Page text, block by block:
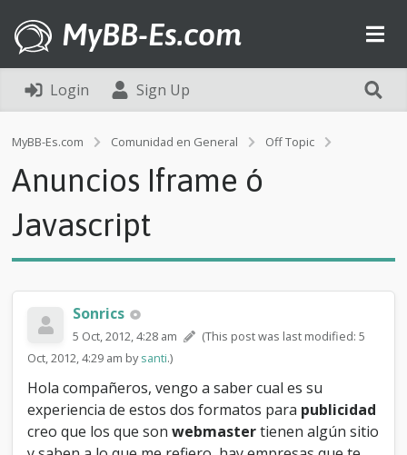
MyBB-Es.com
Login Sign Up
MyBB-Es.com Comunidad en General Off Topic
s
f
a
a
v
a
Anuncios Iframe ó
Javascript
Sonrics
5 Oct, 2012, 4:28 am
(This post was last modified: 5
Oct, 2012, 4:29 am bysanti.)
Hola compañeros, vengo a saber cual es su
experiencia de estos dos formatos para publicidad
creo que los que sonwebmastertienen algún sitio